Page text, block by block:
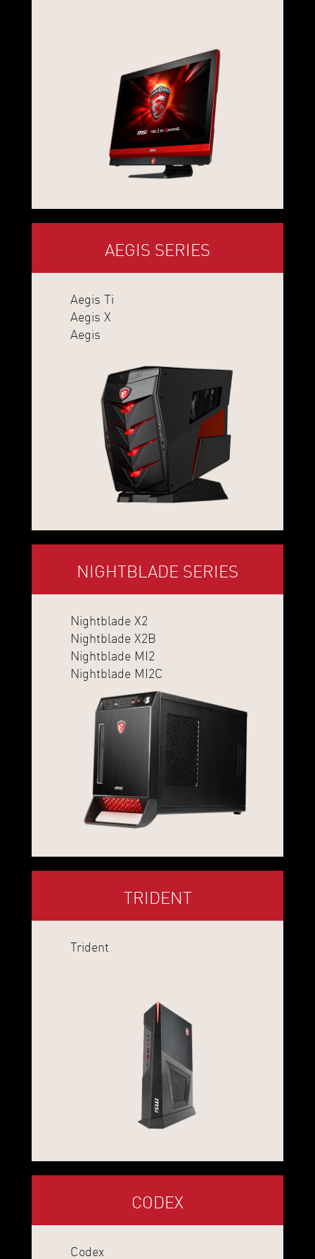
AEGIS SERIES
Aegis Ti
Aegis X
Aegis
NIGHTBLADE SERIES
Nightblade X2
Nightblade X2B
Nightblade MI2
Nightblade MI2C
TRIDENT
Trident
CODEX
Codex